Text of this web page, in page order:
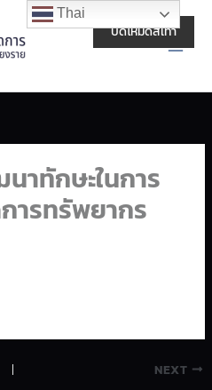
Main
าทักษะในการ
ารทรัพยากร
NEXT
Thai
ปิดโหมดสีเทา